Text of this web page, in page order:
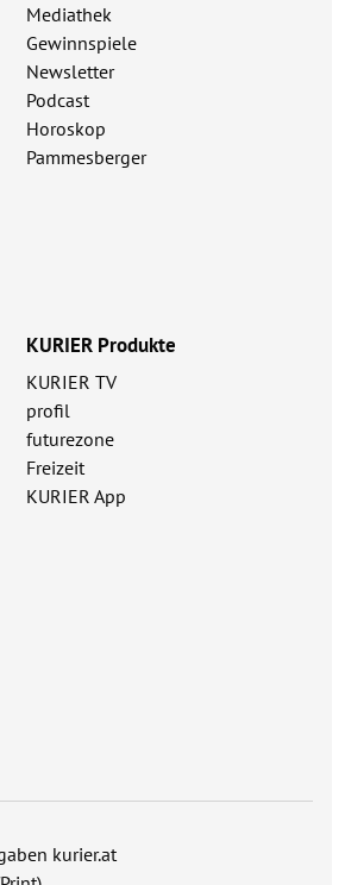
Mediathek
Gewinnspiele
Newsletter
Podcast
Horoskop
Pammesberger
KURIER Produkte
KURIER TV
profil
futurezone
Freizeit
KURIER App
kurier.at